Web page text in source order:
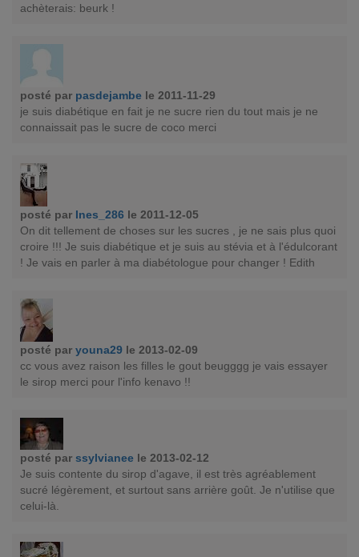
achèterais: beurk !
posté par pasdejambe le 2011-11-29
je suis diabétique en fait je ne sucre rien du tout mais je ne
connaissait pas le sucre de coco merci
posté par Ines_286 le 2011-12-05
On dit tellement de choses sur les sucres , je ne sais plus quoi
croire !!! Je suis diabétique et je suis au stévia et à l'édulcorant
! Je vais en parler à ma diabétologue pour changer ! Edith
posté par youna29 le 2013-02-09
cc vous avez raison les filles le gout beugggg je vais essayer
le sirop merci pour l'info kenavo !!
posté par ssylvianee le 2013-02-12
Je suis contente du sirop d'agave, il est très agréablement
sucré légèrement, et surtout sans arrière goût. Je n'utilise que
celui-là.